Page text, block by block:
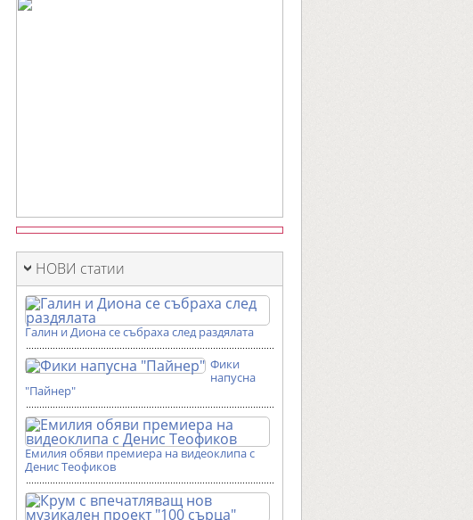
НОВИ статии
Галин и Диона се събраха след раздялата
Фики
напусна
"Пайнер"
Емилия обяви премиера на видеоклипа с
Денис Теофиков